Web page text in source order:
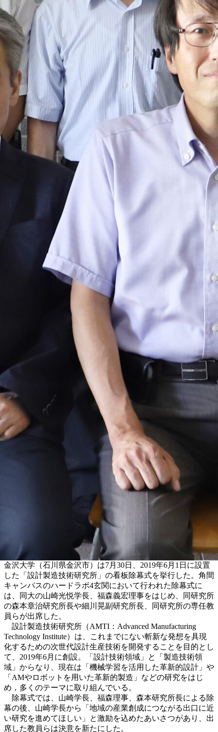
金沢大学（石川県金沢市）は7月30日、2019年6月1日に設置
した「設計製造技術研究所」の看板除幕式を挙行した。角間
キャンパスのハードラボ4玄関において行われた除幕式に
は、同大の山崎光悦学長、福森義宏理事をはじめ、同研究所
の森本章治研究所長や細川晃副研究所長、同研究所の専任教
員らが出席した。
設計製造技術研究所（AMTI：Advanced Manufacturing
Technology Institute）は、これまでにない斬新な発想を具現
化するための次世代設計生産技術を開発することを目的とし
て、2019年6月に創設。「設計技術領域」と「製造技術領
域」からなり、現在は「機械学習を活用した革新的設計」や
「AMやロボットを用いた革新的製造」などの研究をはじ
め，多くのテーマに取り組んでいる。
除幕式では、山崎学長、福森理事、森本研究所長による除
幕の後、山崎学長から「地域の産業創成につながる出口に近
い研究を進めてほしい」と激励を込めたあいさつがあり、出
席した教員らは決意を新たにした。